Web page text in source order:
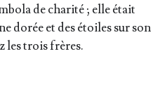
de cha­ri­té ; elle était
dorée et des étoiles sur son
les trois frères.